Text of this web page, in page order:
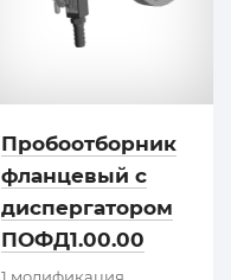
Пробоотборник
фланцевый с
диспергатором
ПОФД1.00.00
1 модификация